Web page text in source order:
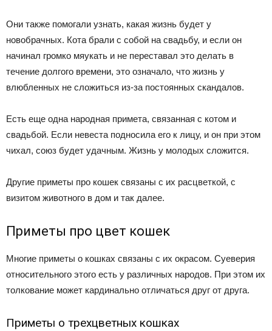
Они также помогали узнать, какая жизнь будет у
новобрачных. Кота брали с собой на свадьбу, и если он
начинал громко мяукать и не переставал это делать в
течение долгого времени, это означало, что жизнь у
влюбленных не сложиться из-за постоянных скандалов.
Есть еще одна народная примета, связанная с котом и
свадьбой. Если невеста подносила его к лицу, и он при этом
чихал, союз будет удачным. Жизнь у молодых сложится.
Другие приметы про кошек связаны с их расцветкой, с
визитом животного в дом и так далее.
Приметы про цвет кошек
Многие приметы о кошках связаны с их окрасом. Суеверия
относительного этого есть у различных народов. При этом их
толкование может кардинально отличаться друг от друга.
Приметы о трехцветных кошках